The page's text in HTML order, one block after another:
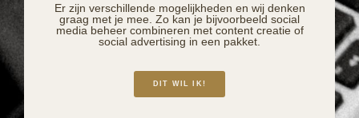
Er zijn verschillende mogelijkheden en wij denken
graag met je mee. Zo kan je bijvoorbeeld social
media beheer combineren met content creatie of
social advertising in een pakket.
DIT WIL IK!